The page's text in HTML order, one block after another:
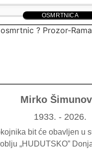
OSMRTNICA
Mirko
1933. - 2026.
bit će obavljen u
„HUDUTSKO”